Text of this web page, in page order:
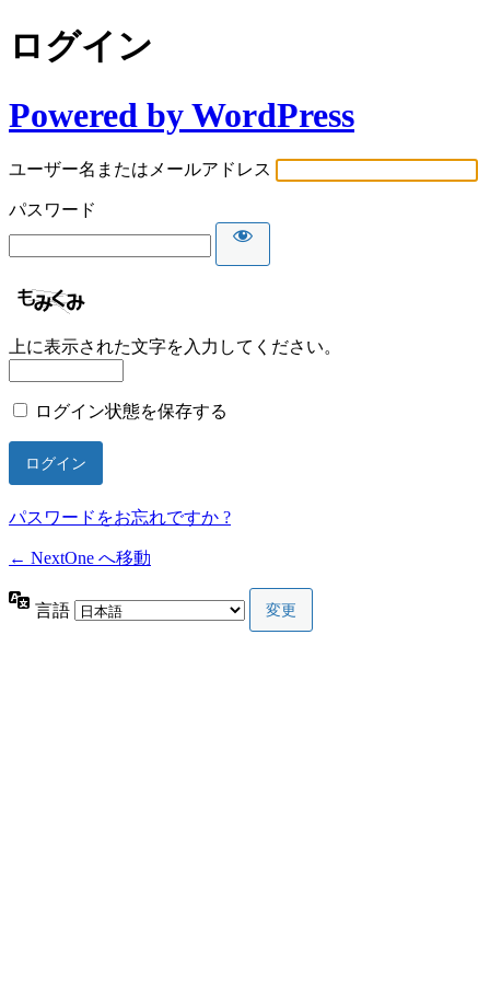
ログイン
Powered by WordPress
ユーザー名またはメールアドレス
パスワード
上に表示された文字を入力してください。
ログイン状態を保存する
パスワードをお忘れですか ?
← NextOne へ移動
言語